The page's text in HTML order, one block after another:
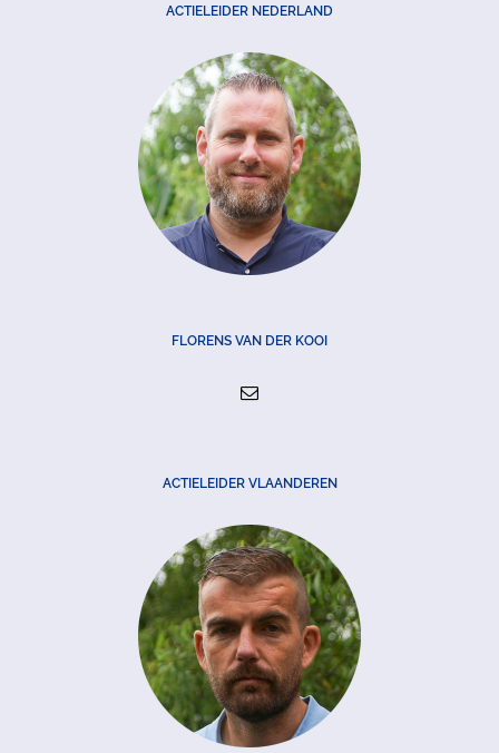
ACTIELEIDER NEDERLAND
FLORENS VAN DER KOOI
ACTIELEIDER VLAANDEREN